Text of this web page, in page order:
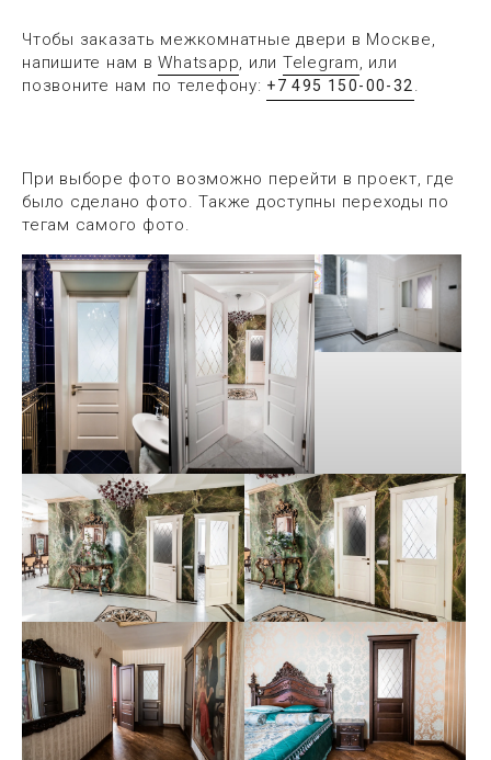
Чтобы заказать межкомнатные двери в Москве,
напишите нам вWhatsapp, или Telegram, или
позвоните нам по телефону: +7 495 150-00-32 .
При выборе фото возможно перейти в проект, где
было сделано фото. Также доступны переходы по
тегам самого фото.